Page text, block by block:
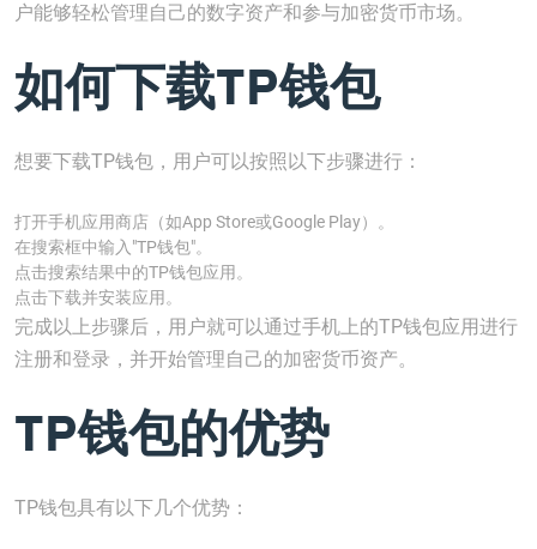
户能够轻松管理自己的数字资产和参与加密货币市场。
如何下载TP钱包
想要下载TP钱包，用户可以按照以下步骤进行：
打开手机应用商店（如App Store或Google Play）。
在搜索框中输入"TP钱包"。
点击搜索结果中的TP钱包应用。
点击下载并安装应用。
完成以上步骤后，用户就可以通过手机上的TP钱包应用进行
注册和登录，并开始管理自己的加密货币资产。
TP钱包的优势
TP钱包具有以下几个优势：